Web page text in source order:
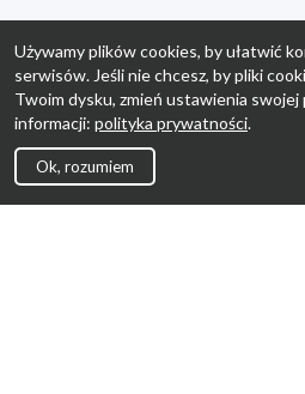
Używamy plików cookies, by ułatwić
serwisów. Jeśli nie chcesz, by pliki
Twoim dysku, zmień ustawienia swojej
informacji: polityka prywatności.
Ok, rozumiem